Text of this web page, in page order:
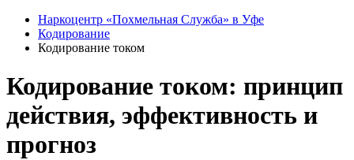
Наркоцентр «Похмельная Служба» в Уфе
Кодирование
Кодирование током
Кодирование током: принцип
действия, эффективность и
прогноз